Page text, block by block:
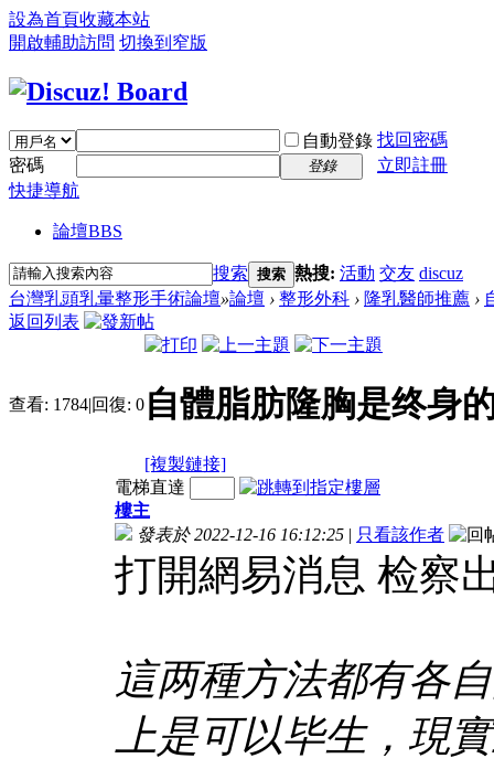
設為首頁收藏本站
開啟輔助訪問 切換到窄版
自動登錄 找回密碼
密碼
登錄
立即註冊
快捷導航
論壇BBS
搜索 搜索 熱搜: 活動 交友 discuz
台灣乳頭乳暈整形手術論壇»論壇 › 整形外科 › 隆乳醫師推薦 ›
返回列表
查看: 1784|回復: 0 自體脂肪隆胸是终身
[複製鏈接]
電梯直達
樓主
發表於 2022-12-16 16:12:25 | 只看該作者
打開網易消息 检察
這两種方法都有各
上是可以毕生，現